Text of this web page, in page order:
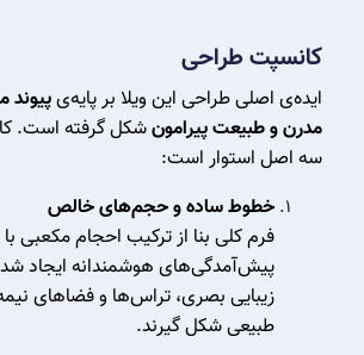
کانسپت طراحی
ایده‌ی اصلی طراحی این ویلا بر پایه‌یپیوند
مدرن و طبیعت پیرامونشکل گرفته است.
سه اصل استوار است:
خطوط ساده و حجم‌های خالص
فرم کلی بنا از ترکیب احجام مکعبی
پیش‌آمدگی‌های هوشمندانه ایجاد شده
زیبایی بصری، تراس‌ها و فضاهای
طبیعی شکل گیرند.